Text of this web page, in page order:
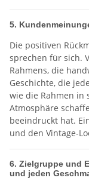
5.
Die positiven
sprechen für sich.
Rahmens, die
Geschichte, die
wie die Rahmen in
Atmosphäre
beeindruckt hat.
und den Vintage-
6. Zielgruppe und
und jeden